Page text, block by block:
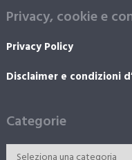
Privacy, cookie e
Privacy Policy
Disclaimer e condizioni
Categorie